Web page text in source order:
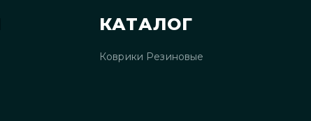
КАТАЛОГ
Коврики Резиновые